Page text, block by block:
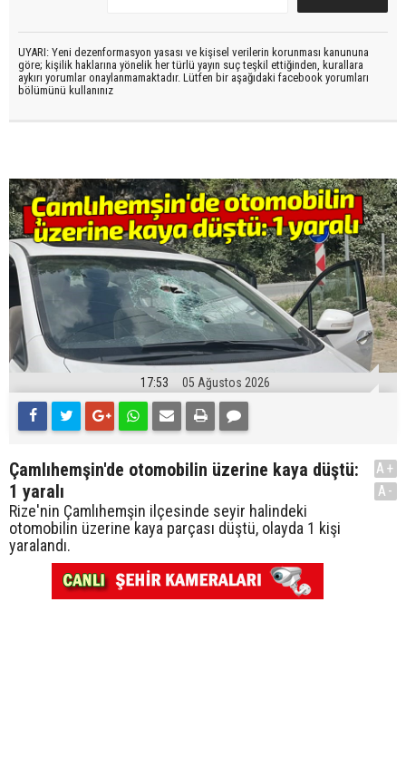
UYARI: Yeni dezenformasyon yasası ve kişisel verilerin korunması kanununa
göre; kişilik haklarına yönelik her türlü yayın suç teşkil ettiğinden, kurallara
aykırı yorumlar onaylanmamaktadır. Lütfen bir aşağıdaki facebook yorumları
bölümünü kullanınız
17:53 05 Ağustos 2026
Çamlıhemşin'de otomobilin üzerine kaya düştü:
1 yaralı
Rize'nin Çamlıhemşin ilçesinde seyir halindeki
otomobilin üzerine kaya parçası düştü, olayda 1 kişi
yaralandı.
A+
A-